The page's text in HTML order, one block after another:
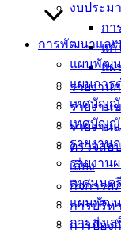
งบประม
กา
แก้
แผ
รายงาน
รายงาน
รายงาน
ตรวจสอ
เสี่ยง
กิจการส
การบริห
การป้อง
การพัฒนาและ
แผนพัฒ
แผนการ
เทศบัญญั
เทศบัญญั
รายงาน
รายงาน
เทศมนต
แผนพัฒน
การส่งเ
ข่าวสาร
อิเล็กทรอนิกส์
องค์
ความรู้
(Knowledge
Management)
เทศบาล
สายตรง